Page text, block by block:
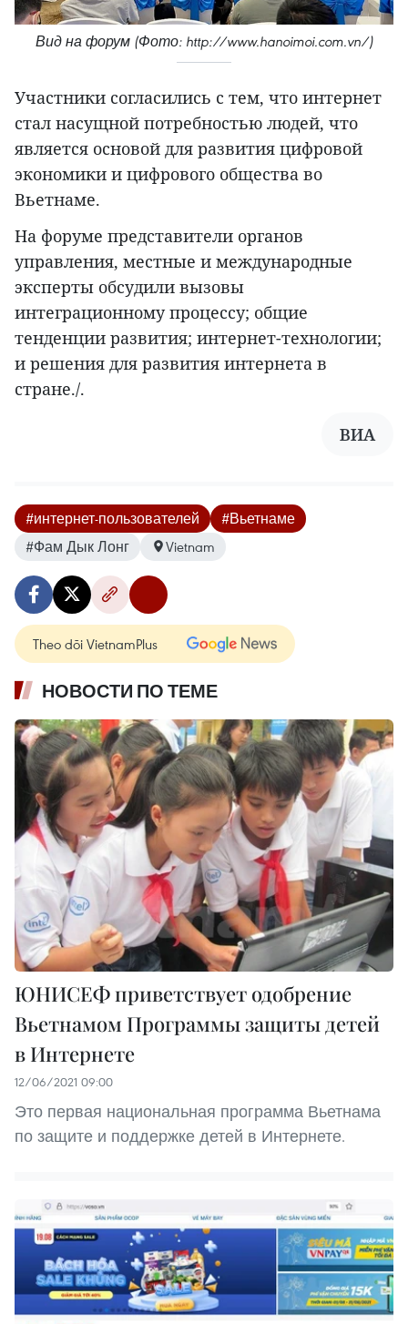
Вид на форум (Фото: http://www.hanoimoi.com.vn/)
Участники согласились с тем, что интернет
стал насущной потребностью людей, что
является основой для развития цифровой
экономики и цифрового общества во
Вьетнаме.
На форуме представители органов
управления, местные и международные
эксперты обсудили вызовы
интеграционному процессу; общие
тенденции развития; интернет-технологии;
и решения для развития интернета в
стране./.
ВИА
#интернет-пользователей
#Вьетнаме
#Фам Дык Лонг
Vietnam
Theo dõi VietnamPlus
НОВОСТИ ПО ТЕМЕ
ЮНИСЕФ приветствует одобрение
Вьетнамом Программы защиты детей
в Интернете
12/06/2021 09:00
Это первая национальная программа Вьетнама
по защите и поддержке детей в Интернете.